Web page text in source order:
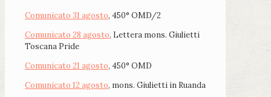
Comunicato 31 agosto, 450° OMD/2
Comunicato 28 agosto, Lettera mons. Giulietti
Toscana Pride
Comunicato 21 agosto, 450° OMD
Comunicato 12 agosto, mons. Giulietti in Ruanda